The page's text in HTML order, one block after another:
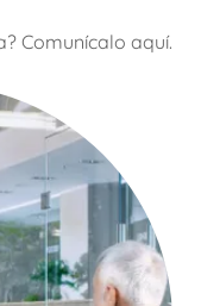
Comunícalo aquí.